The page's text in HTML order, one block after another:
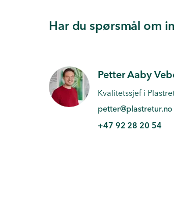
Har du spørsmål om
Petter Aaby
Kvalitetssjef i
petter@plastretur.no
+47 92 28 20 54